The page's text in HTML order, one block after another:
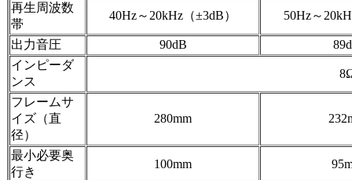
再生周波数
帯
40Hz～20kHz（±3dB） 50Hz～
出力音圧 90dB
インピーダ
ンス
フレームサ
イズ（直
径）
280mm
最小必要奥
行き
100mm